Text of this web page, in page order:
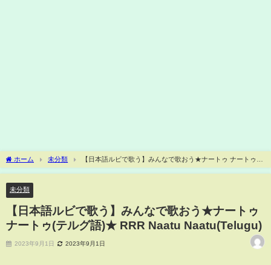
ホーム 未分類
【日本語ルビで歌う】みんなで歌おう★ナートゥ ナートゥ
(テルグ語)★ RRR Naatu Naatu(Telugu)
未分類
【日本語ルビで歌う】みんなで歌おう★ナートゥ
ナートゥ(テルグ語)★ RRR Naatu Naatu(Telugu)
2023年9月1日 2023年9月1日